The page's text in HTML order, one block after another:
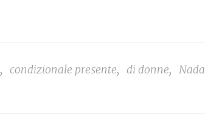
, condizionale presente, di donne, Nada